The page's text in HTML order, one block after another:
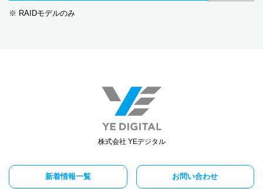
※ RAIDモデルのみ
株式会社 YEデジタル
新着情報一覧 お問い合わせ